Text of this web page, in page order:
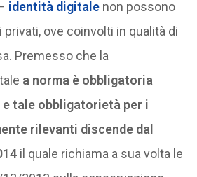
identità digitalenon possono
ove coinvolti in qualità di
Premesso che la
a norma è obbligatoria
e tale obbligatorietà per i
rilevanti discende dal
il quale richiama a sua volta le